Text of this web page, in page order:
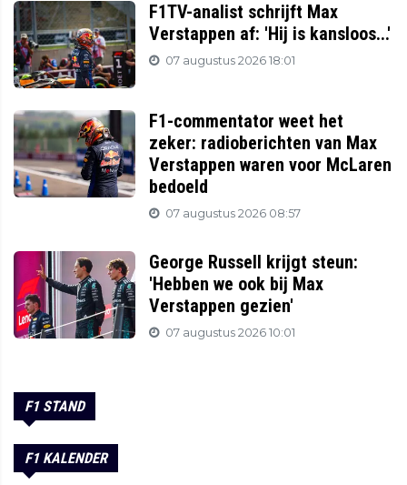
F1TV-analist schrijft Max
Verstappen af: 'Hij is kansloos...'
07 augustus 2026 18:01
F1-commentator weet het
zeker: radioberichten van Max
Verstappen waren voor McLaren
bedoeld
07 augustus 2026 08:57
George Russell krijgt steun:
'Hebben we ook bij Max
Verstappen gezien'
07 augustus 2026 10:01
F1 STAND
F1 KALENDER